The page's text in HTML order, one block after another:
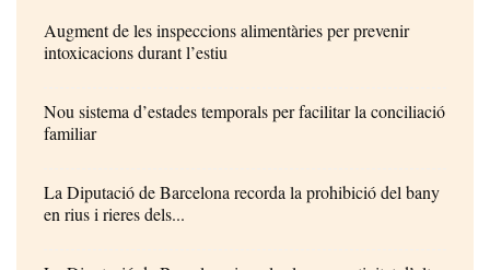
Augment de les inspeccions alimentàries per prevenir
intoxicacions durant l’estiu
Nou sistema d’estades temporals per facilitar la conciliació
familiar
La Diputació de Barcelona recorda la prohibició del bany
en rius i rieres dels...